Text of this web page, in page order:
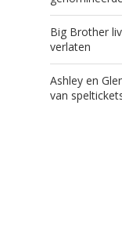
Big Brother
verlaten
Ashley en
van